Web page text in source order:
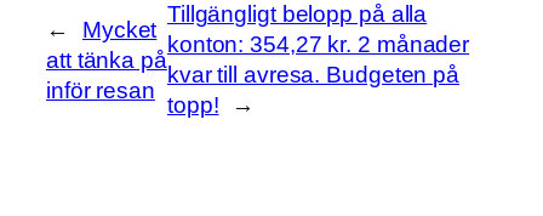
←
Mycket
att tänka på
inför resan
Tillgängligt belopp på alla
konton: 354,27 kr. 2 månader
kvar till avresa. Budgeten på
topp!
→